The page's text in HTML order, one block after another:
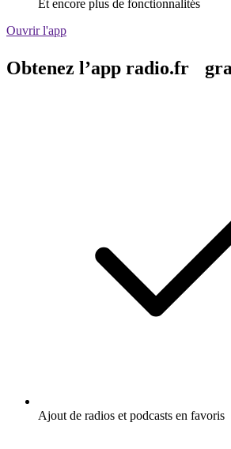
Et encore plus de fonctionnalités
Ouvrir l'app
Obtenez l’app radio.fr
Ajout de radios et podcasts en favoris